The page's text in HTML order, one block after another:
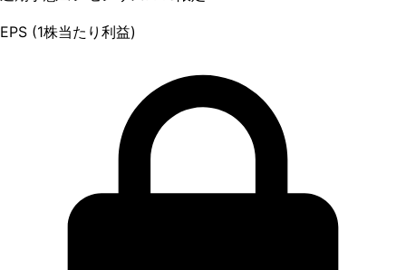
EPS (1株当たり利益)